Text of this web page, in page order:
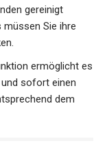
gereinigt
müssen Sie ihre
ermöglicht es
sofort einen
dem